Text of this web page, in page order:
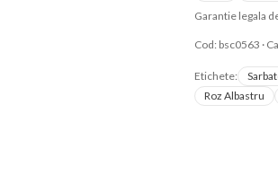
Garantie legala
Cod: bsc0563 ·
Etichete:
Roz Albastru